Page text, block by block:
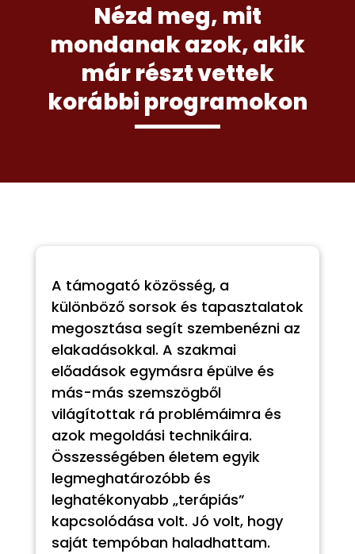
Nézd meg, mit
mondanak azok, akik
már részt vettek
korábbi programokon
A támogató közösség, a
különböző sorsok és tapasztalatok
megosztása segít szembenézni az
elakadásokkal. A szakmai
előadások egymásra épülve és
más-más szemszögből
világítottak rá problémáimra és
azok megoldási technikáira.
Összességében életem egyik
legmeghatározóbb és
leghatékonyabb „terápiás”
kapcsolódása volt. Jó volt, hogy
saját tempóban haladhattam.